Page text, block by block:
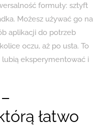
formuły: sztyft
Możesz używać go na
aplikacji do potrzeb
oczu, aż po usta. To
eksperymentować i
łatwo